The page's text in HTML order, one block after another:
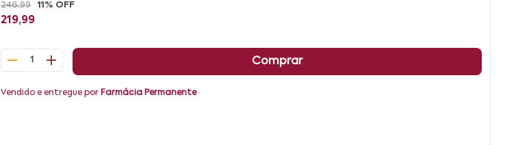
246,99 11% OFF
219,99
1 Comprar
Vendido e entregue por Farmácia Permanente